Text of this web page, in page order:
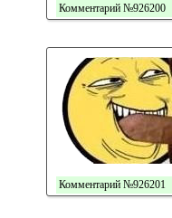
Комментарий №926200
Комментарий №926201